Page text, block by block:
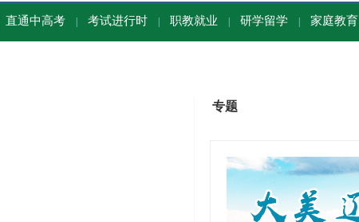
直通中高考 考试进行时 职教就业 研学留学 家庭教育
专题